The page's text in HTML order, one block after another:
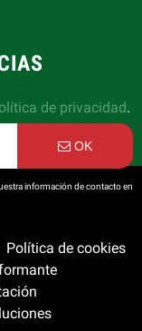
de privacidad.
OK
información de contacto en
Política de cookies